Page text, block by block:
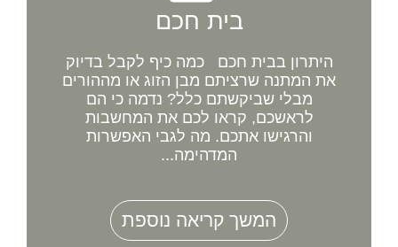
בית חכם
היתרון בבית חכם כמה כיף לקבל בדיוק
את המתנה שרציתם מבן הזוג או מההורים
מבלי שביקשתם כלל? נדמה כי הם
לראשכם, קראו לכם את המחשבות
והרגישו אתכם. מה לגבי האפשרות
המדהימה...
המשך קריאה נוספת